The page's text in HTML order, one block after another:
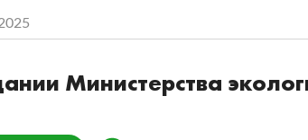
Министерства